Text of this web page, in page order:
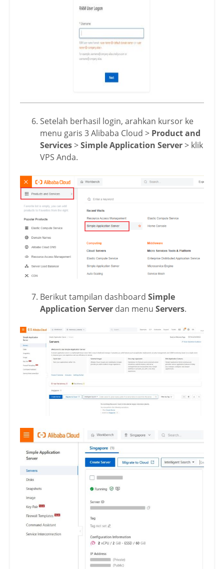
Setelah berhasil login, arahkan kursor ke
menu garis 3 Alibaba Cloud > Product and
Services>Simple Application Server> klik
VPS Anda.
Berikut tampilan dashboard Simple
Application Server dan menu Servers.